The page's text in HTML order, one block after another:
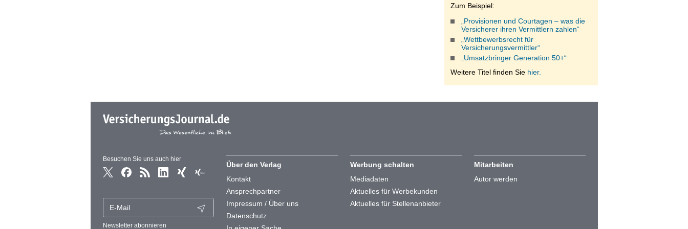
Zum Beispiel:
„Provisionen und Courtagen – was die
Versicherer ihren Vermittlern zahlen“
„Wettbewerbsrecht für
Versicherungsvermittler“
„Umsatzbringer Generation 50+“
Weitere Titel finden Sie hier.
Besuchen Sie uns auch hier
Newsletter abonnieren
Über den Verlag
Kontakt
Ansprechpartner
Impressum / Über uns
Datenschutz
Werbung schalten
Mediadaten
Aktuelles für Werbekunden
Aktuelles für Stellenanbieter
Mitarbeiten
Autor werden